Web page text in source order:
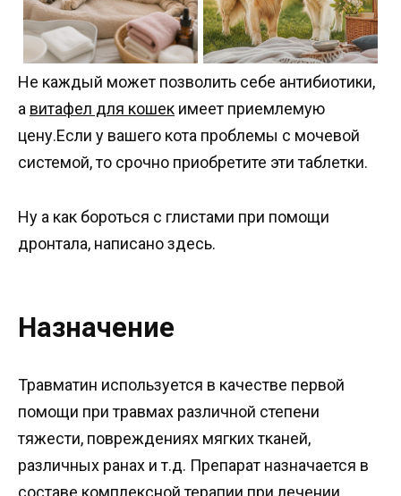
Не каждый может позволить себе антибиотики,
а витафел для кошек имеет приемлемую
цену.Если у вашего кота проблемы с мочевой
системой, то срочно приобретите эти таблетки.
Ну а как бороться с глистами при помощи
дронтала, написано здесь.
Назначение
Травматин используется в качестве первой
помощи при травмах различной степени
тяжести, повреждениях мягких тканей,
различных ранах и т.д. Препарат назначается в
составе комплексной терапии при лечении